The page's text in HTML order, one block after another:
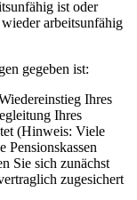
ist oder
arbeitsunfähig
gegeben ist:
Ihres
Ihres
(Hinweis: Viele
Pensionskassen
Sie sich zunächst
zugesichert